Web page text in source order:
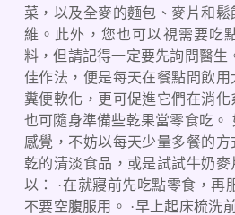
菜，以及全麥的麵包、麥片和
維。此外，您也可以視需要吃
料，但請記得一定要先詢問醫生
佳作法，便是每天在餐點間飲
糞便軟化，更可促進它們在消化
也可隨身準備些乾果當零食吃。
感覺，不妨以每天少量多餐的
乾的清淡食品，或是試試牛奶
以： ·在就寢前先吃點零食，
不要空腹服用。 ·早上起床梳洗